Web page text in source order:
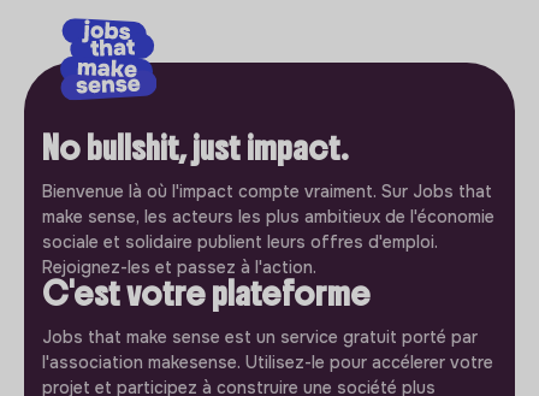
No bullshit, just impact.
Bienvenue là où l'impact compte vraiment. Sur Jobs that
make sense, les acteurs les plus ambitieux de l'économie
sociale et solidaire publient leurs offres d'emploi.
Rejoignez-les et passez à l'action.
C'est votre plateforme
Jobs that make sense est un service gratuit porté par
l'association makesense. Utilisez-le pour accélerer votre
projet et participez à construire une société plus